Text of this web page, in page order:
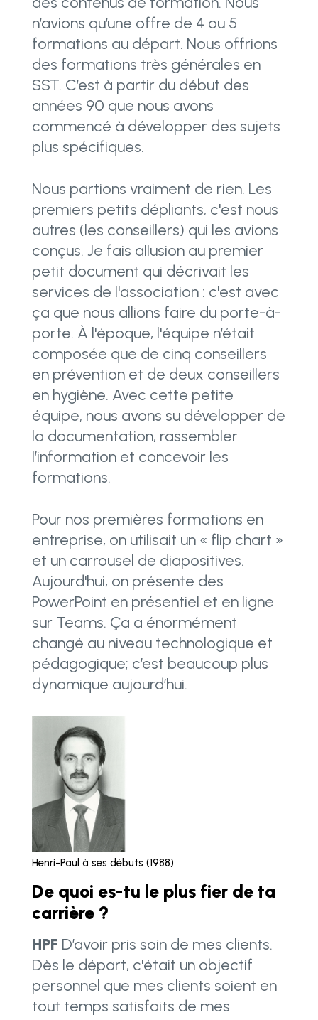
n’avions qu’une offre de 4 ou 5
formations au départ. Nous offrions
des formations très générales en
SST. C’est à partir du début des
années 90 que nous avons
commencé à développer des sujets
plus spécifiques.
Nous partions vraiment de rien. Les
premiers petits dépliants, c'est nous
autres (les conseillers) qui les avions
conçus. Je fais allusion au premier
petit document qui décrivait les
services de l'association : c'est avec
ça que nous allions faire du porte-à-
porte. À l'époque, l'équipe n’était
composée que de cinq conseillers
en prévention et de deux conseillers
en hygiène. Avec cette petite
équipe, nous avons su développer de
la documentation, rassembler
l’information et concevoir les
formations.
Pour nos premières formations en
entreprise, on utilisait un « flip chart »
et un carrousel de diapositives.
Aujourd'hui, on présente des
PowerPoint en présentiel et en ligne
sur Teams. Ça a énormément
changé au niveau technologique et
pédagogique; c’est beaucoup plus
dynamique aujourd’hui.
Henri-Paul à ses débuts (1988)
De quoi es-tu le plus fier de ta
carrière ?
HPF D’avoir pris soin de mes clients.
Dès le départ, c'était un objectif
personnel que mes clients soient en
tout temps satisfaits de mes